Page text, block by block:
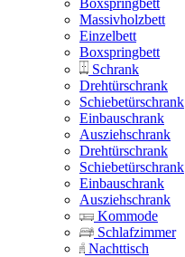
Boxspringbett
Massivholzbett
Einzelbett
Boxspringbett
Schrank
Drehtürschrank
Schiebetürschrank
Einbauschrank
Ausziehschrank
Drehtürschrank
Schiebetürschrank
Einbauschrank
Ausziehschrank
Kommode
Schlafzimmer
Nachttisch